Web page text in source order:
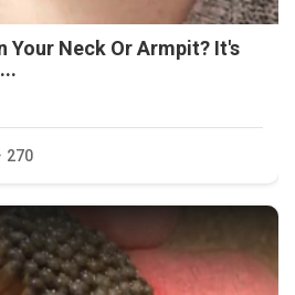
Your Neck Or Armpit? It's
270